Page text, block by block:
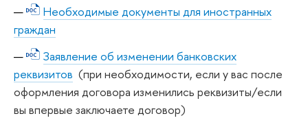
Необходимые документы для иностранных
граждан
Заявление об изменении банковских
реквизитов (при необходимости, если у вас после
оформления договора изменились реквизиты/если
вы впервые заключаете договор)